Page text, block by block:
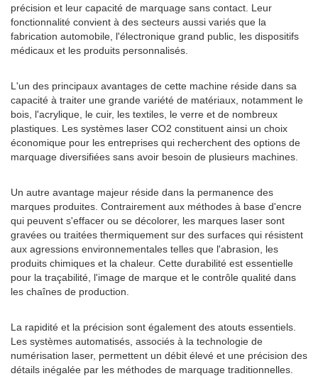
précision et leur capacité de marquage sans contact. Leur
fonctionnalité convient à des secteurs aussi variés que la
fabrication automobile, l'électronique grand public, les dispositifs
médicaux et les produits personnalisés.
L'un des principaux avantages de cette machine réside dans sa
capacité à traiter une grande variété de matériaux, notamment le
bois, l'acrylique, le cuir, les textiles, le verre et de nombreux
plastiques. Les systèmes laser CO2 constituent ainsi un choix
économique pour les entreprises qui recherchent des options de
marquage diversifiées sans avoir besoin de plusieurs machines.
Un autre avantage majeur réside dans la permanence des
marques produites. Contrairement aux méthodes à base d'encre
qui peuvent s'effacer ou se décolorer, les marques laser sont
gravées ou traitées thermiquement sur des surfaces qui résistent
aux agressions environnementales telles que l'abrasion, les
produits chimiques et la chaleur. Cette durabilité est essentielle
pour la traçabilité, l'image de marque et le contrôle qualité dans
les chaînes de production.
La rapidité et la précision sont également des atouts essentiels.
Les systèmes automatisés, associés à la technologie de
numérisation laser, permettent un débit élevé et une précision des
détails inégalée par les méthodes de marquage traditionnelles.